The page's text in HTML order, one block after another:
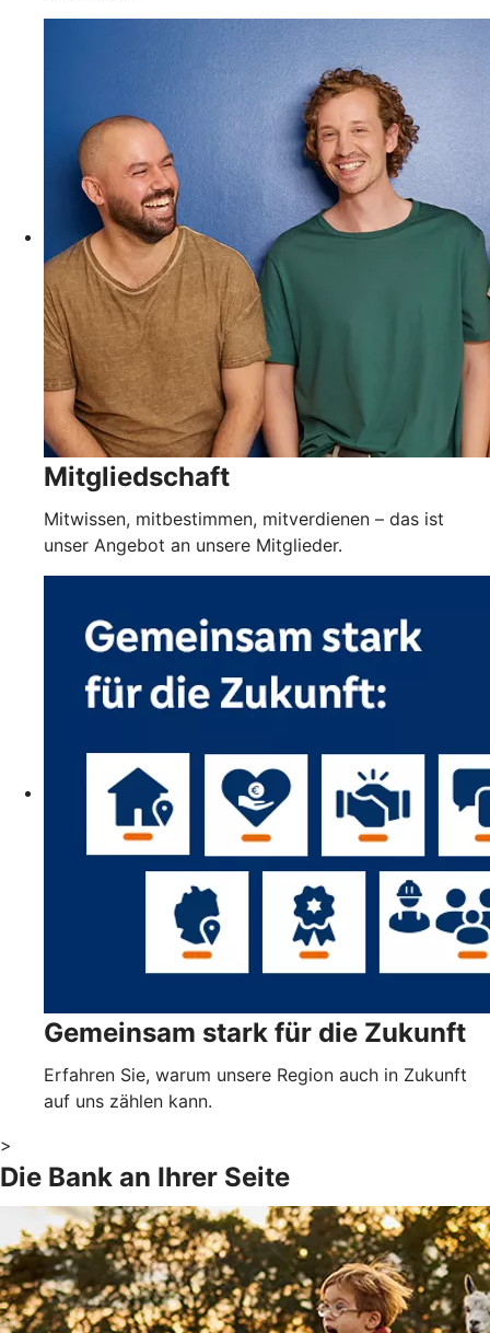
Mitgliedschaft
Mitwissen, mitbestimmen, mitverdienen – das ist
unser Angebot an unsere Mitglieder.
Gemeinsam stark für die Zukunft
Erfahren Sie, warum unsere Region auch in Zukunft
auf uns zählen kann.
>
Die Bank an Ihrer Seite